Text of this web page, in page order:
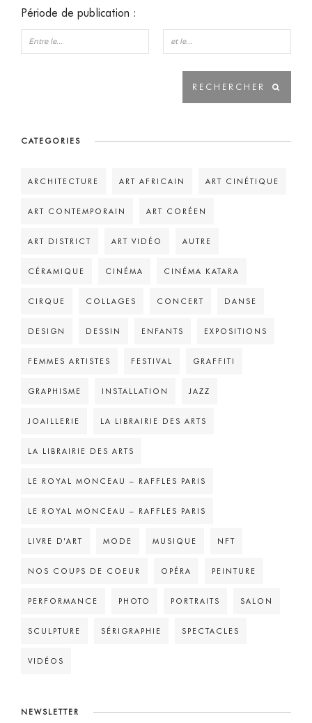
Période de publication :
CATEGORIES
ARCHITECTURE ART AFRICAIN ART CINÉTIQUE
ART CONTEMPORAIN ART CORÉEN
ART DISTRICT ART VIDÉO AUTRE
CÉRAMIQUE CINÉMA CINÉMA KATARA
CIRQUE COLLAGES CONCERT DANSE
DESIGN DESSIN ENFANTS EXPOSITIONS
FEMMES ARTISTES FESTIVAL GRAFFITI
GRAPHISME INSTALLATION JAZZ
JOAILLERIE LA LIBRAIRIE DES ARTS
LA LIBRAIRIE DES ARTS
LE ROYAL MONCEAU – RAFFLES PARIS
LE ROYAL MONCEAU – RAFFLES PARIS
LIVRE D'ART MODE MUSIQUE NFT
NOS COUPS DE COEUR OPÉRA PEINTURE
PERFORMANCE PHOTO PORTRAITS SALON
SCULPTURE SÉRIGRAPHIE SPECTACLES
VIDÉOS
NEWSLETTER